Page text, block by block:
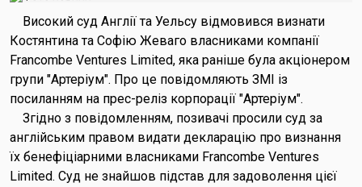
Високий суд Англії та Уельсу відмовився визнати
Костянтина та Софію Жеваго власниками компанії
Francombe Ventures Limited, яка раніше була акціонером
групи "Артеріум". Про це повідомляють ЗМІ із
посиланням на прес-реліз корпорації "Артеріум".
Згідно з повідомленням, позивачі просили суд за
англійським правом видати декларацію про визнання
їх бенефіціарними власниками Francombe Ventures
Limited. Суд не знайшов підстав для задоволення цієї